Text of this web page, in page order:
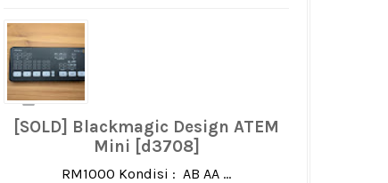
[SOLD] Blackmagic Design ATEM
Mini [d3708]
RM1000 Kondisi : AB AA ...